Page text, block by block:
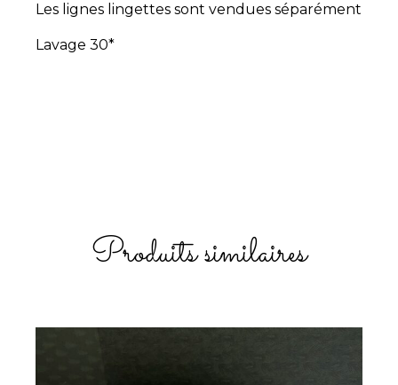
Les lignes lingettes sont vendues séparément
Lavage 30*
Produits similaires